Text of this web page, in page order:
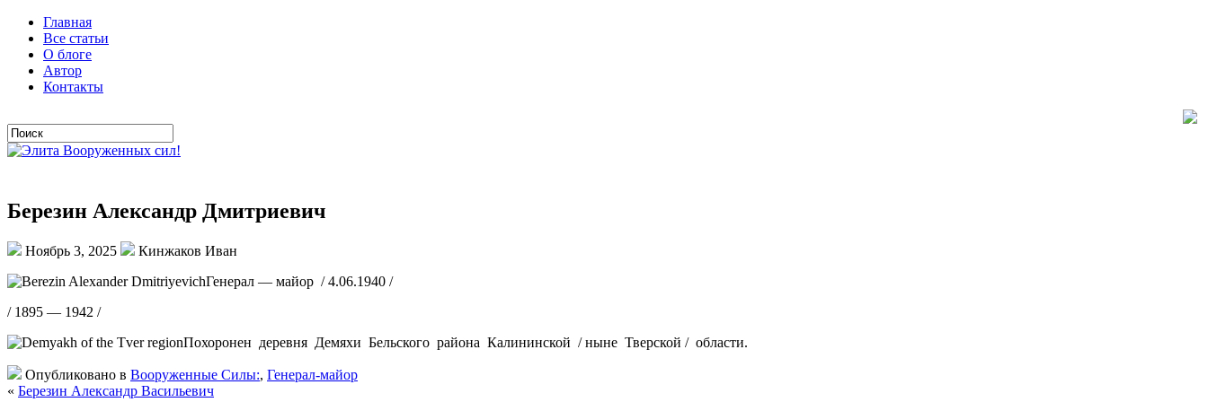
Главная
Все статьи
О блоге
Автор
Контакты
Березин Александр Дмитриевич
Ноябрь 3, 2025
Кинжаков Иван
Генерал — майор / 4.06.1940 /
/ 1895 — 1942 /
Похоронен деревня Демяхи Бельского района Калининской / ныне Тверской / области.
Опубликовано в Вооруженные Силы:, Генерал-майор
« Березин Александр Васильевич